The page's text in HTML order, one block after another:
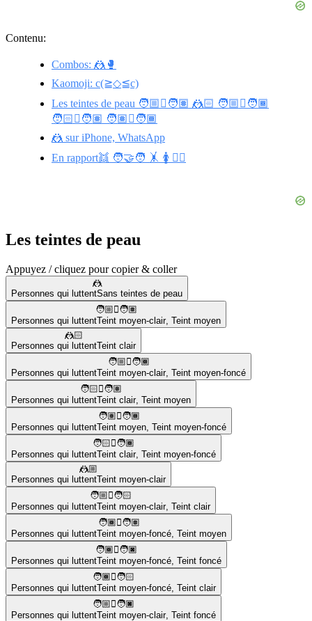
Contenu:
Combos: 🤼🥊
Kaomoji: c(≧◇≦c)
Les teintes de peau 🧑🏼‍🫯‍🧑🏽 🤼🏻 🧑🏼‍🫯‍🧑🏾
🧑🏻‍🫯‍🧑🏽 🧑🏽‍🫯‍🧑🏾
🤼 sur iPhone, WhatsApp
En rapport👯 🧑‍🤝‍🧑 🤸 🚺 🤼‍♂️
Les teintes de peau
Appuyez / cliquez pour copier & coller
🤼
Personnes qui luttentSans teintes de peau
🧑🏼‍🫯‍🧑🏽
Personnes qui luttentTeint moyen-clair, Teint moyen
🤼🏻
Personnes qui luttentTeint clair
🧑🏼‍🫯‍🧑🏾
Personnes qui luttentTeint moyen-clair, Teint moyen-foncé
🧑🏻‍🫯‍🧑🏽
Personnes qui luttentTeint clair, Teint moyen
🧑🏽‍🫯‍🧑🏾
Personnes qui luttentTeint moyen Teint moyen-foncé
🧑🏻‍🫯‍🧑🏾
Personnes qui luttentTeint clair, Teint moyen-foncé
🤼🏼
Personnes qui luttentTeint moyen-clair
🧑🏼‍🫯‍🧑🏻
Personnes qui luttentTeint moyen-clair, Teint clair
🧑🏾‍🫯‍🧑🏽
Personnes qui luttentTeint moyen-foncé Teint moyen
🧑🏾‍🫯‍🧑🏿
Personnes qui luttentTeint moyen-foncé Teint foncé
🧑🏾‍🫯‍🧑🏻
Personnes qui luttentTeint moyen-foncé Teint clair
🧑🏼‍🫯‍🧑🏿
Personnes qui luttentTeint moyen-clair, Teint foncé